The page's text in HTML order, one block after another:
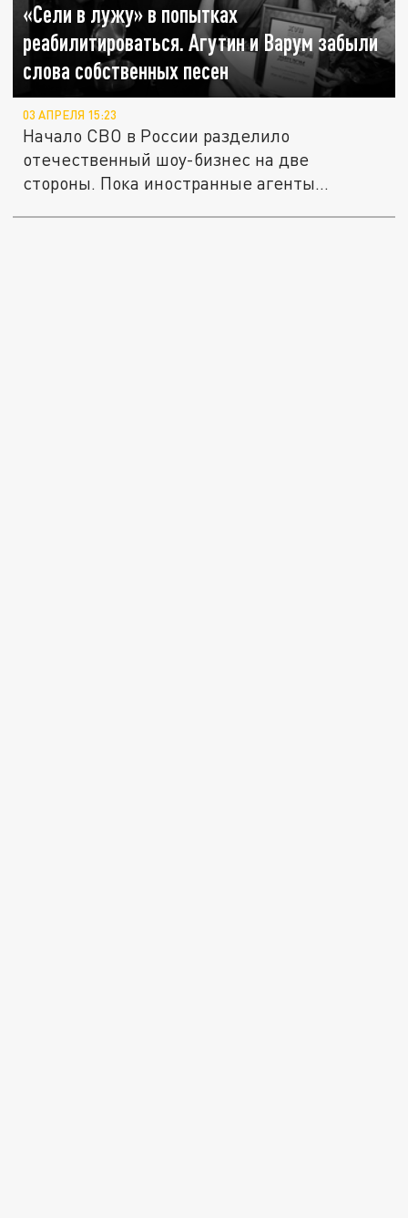
«Сели в лужу» в попытках
реабилитироваться. Агутин и Варум забыли
слова собственных песен
03 АПРЕЛЯ 15:23
Начало СВО в России разделило
отечественный шоу-бизнес на две
стороны. Пока иностранные агенты